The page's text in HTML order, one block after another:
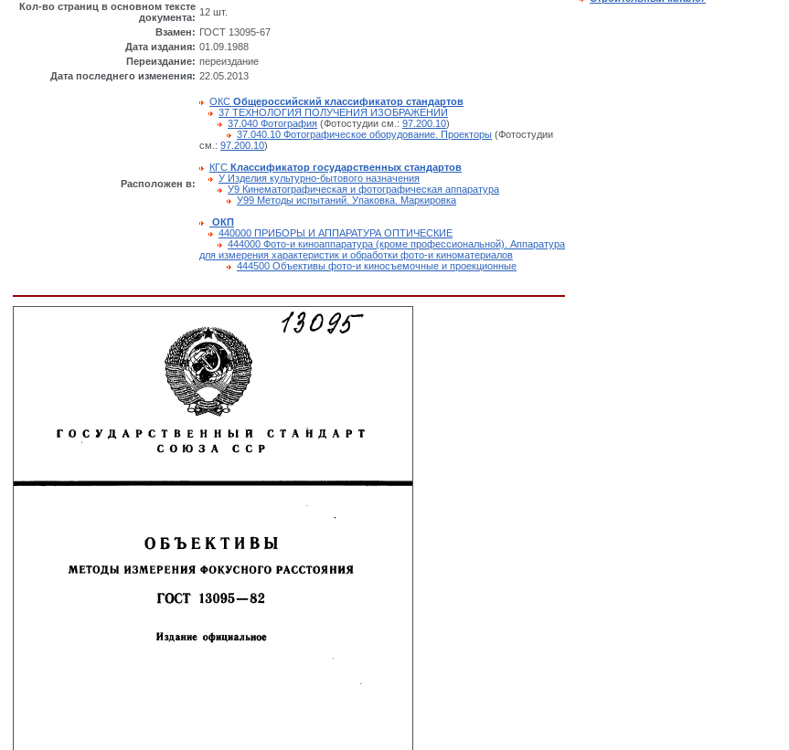
Кол-во страниц в основном тексте
документа: 12 шт.
Взамен: ГОСТ 13095-67
Дата издания: 01.09.1988
Переиздание: переиздание
Дата последнего изменения: 22.05.2013
Расположен в:
ОКС Общероссийский классификатор стандартов
37 ТЕХНОЛОГИЯ ПОЛУЧЕНИЯ ИЗОБРАЖЕНИЙ
37.040 Фотография (Фотостудии см.: 97.200.10)
37.040.10 Фотографическое оборудование. Проекторы (Фотостудии
см.: 97.200.10)
КГС Классификатор государственных стандартов
У Изделия культурно-бытового назначения
У9 Кинематографическая и фотографическая аппаратура
У99 Методы испытаний. Упаковка. Маркировка
ОКП
440000 ПРИБОРЫ И АППАРАТУРА ОПТИЧЕСКИЕ
444000 Фото-и киноаппаратура (кроме профессиональной). Аппаратура
для измерения характеристик и обработки фото-и киноматериалов
444500 Объективы фото-и киносъемочные и проекционные